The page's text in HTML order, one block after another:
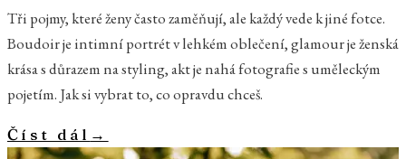
Tři pojmy, které ženy často zaměňují, ale každý vede k jiné fotce.
Boudoir je intimní portrét v lehkém oblečení, glamour je ženská
krása s důrazem na styling, akt je nahá fotografie s uměleckým
pojetím. Jak si vybrat to, co opravdu chceš.
Číst dál →